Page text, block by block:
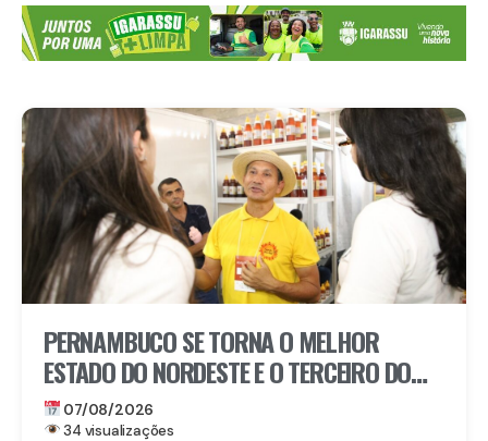
PERNAMBUCO SE TORNA O MELHOR
ESTADO DO NORDESTE E O TERCEIRO DO
BRASIL PARA EMPREENDER
07/08/2026
34 visualizações